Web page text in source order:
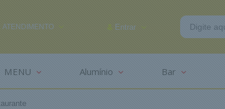
ATENDIMENTO
(85) 99291-2625
Entrar
MENU Alumínio Bar